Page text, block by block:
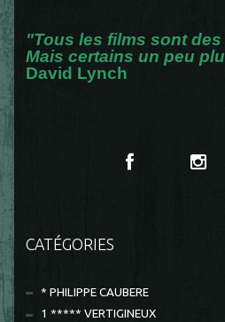
"Tous les films sont des
Mais certains un peu
David Lynch
CATÉGORIES
* PHILIPPE CAUBERE
1 ***** VERTIGINEUX